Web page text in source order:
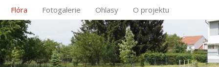
Flóra Fotogalerie Ohlasy O projektu